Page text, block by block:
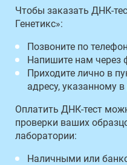
Чтобы заказать ДНК-
Генетикс»:
Позвоните по
Напишите нам через
Приходите лично в
адресу, указанному
Оплатить ДНК-тест
проверки ваших
лаборатории:
Наличными или